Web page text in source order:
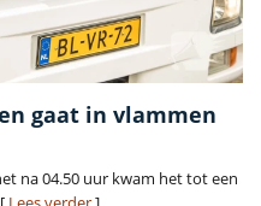
gaat in vlammen
na 04.50 uur kwam het tot een